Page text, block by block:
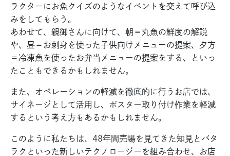
ラクターにお魚クイズのようなイベントを交えて呼び込
みをしてもらう。
あわせて、親御さんに向けて、朝＝丸魚の鮮度の解説
や、 昼＝お刺身を使った子供向けメニューの提案、夕方
＝冷凍魚を使ったお弁当メニューの提案をする、といっ
たこともできるかもしれません。
また、オペレーションの軽減を徹底的に行うお店では、
サイネージとして活用し、ポスター取り付け作業を軽減
するという考え方もあるかもしれません。
このように私たちは、48年間売場を見てきた知見とバタ
ラクといった新しいテクノロージーを組み合わせ、お店